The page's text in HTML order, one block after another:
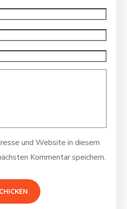
und Website in diesem
Kommentar speichern.